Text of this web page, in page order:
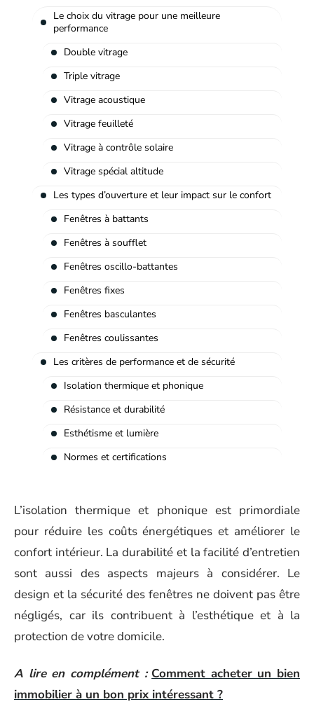
Le choix du vitrage pour une meilleure
performance
Double vitrage
Triple vitrage
Vitrage acoustique
Vitrage feuilleté
Vitrage à contrôle solaire
Vitrage spécial altitude
Les types d’ouverture et leur impact sur le confort
Fenêtres à battants
Fenêtres à soufflet
Fenêtres oscillo-battantes
Fenêtres fixes
Fenêtres basculantes
Fenêtres coulissantes
Les critères de performance et de sécurité
Isolation thermique et phonique
Résistance et durabilité
Esthétisme et lumière
Normes et certifications
L’isolation thermique et phonique est primordiale
pour réduire les coûts énergétiques et améliorer le
confort intérieur. La durabilité et la facilité d’entretien
sont aussi des aspects majeurs à considérer. Le
design et la sécurité des fenêtres ne doivent pas être
négligés, car ils contribuent à l’esthétique et à la
protection de votre domicile.
A lire en complément : Comment acheter un bien
immobilier à un bon prix intéressant ?